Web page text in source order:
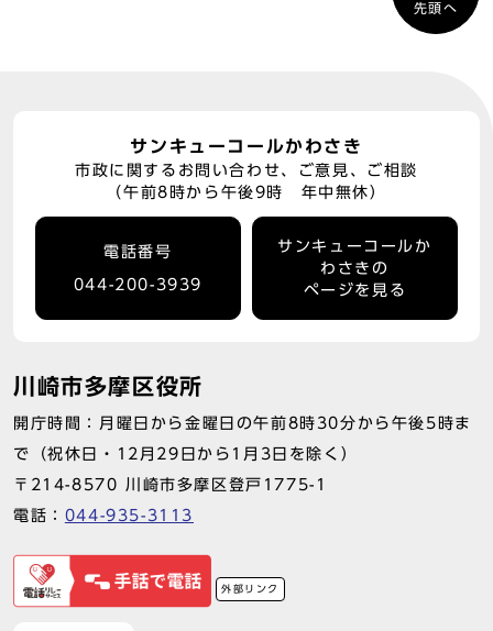
先頭へ
サンキューコールかわさき
市政に関するお問い合わせ、ご意見、ご相談
（午前8時から午後9時 年中無休）
電話番号
044-200-3939
サンキューコールか
わさきの
ページを見る
川崎市多摩区役所
開庁時間：月曜日から金曜日の午前8時30分から午後5時ま
で（祝休日・12月29日から1月3日を除く）
〒214-8570 川崎市多摩区登戸1775-1
電話： 044-935-3113
外部リンク